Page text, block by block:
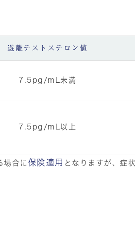
遊離テストステロン値
7.5pg/mL未満
7.5pg/mL以上
場合に 保険適用 となりますが、症